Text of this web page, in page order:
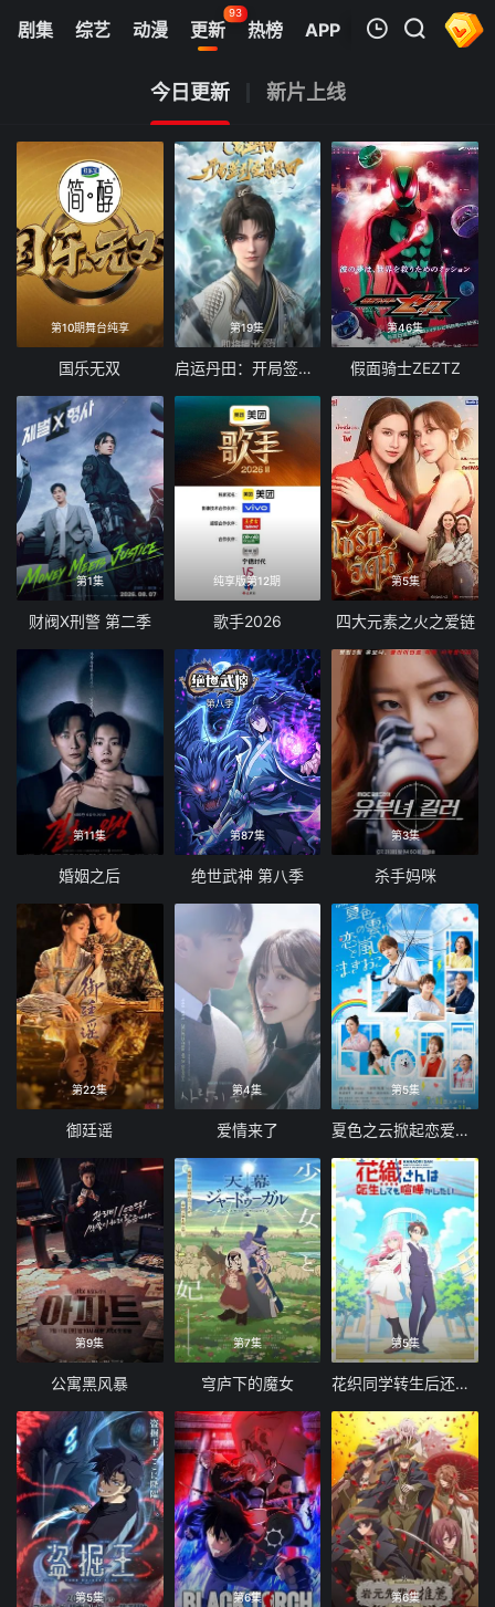
剧集 综艺 动漫 更新
93
热榜 APP
我的观影记录
暂无观看影片的记录
今日更新 新片上线
第10期舞台纯享
国乐无双
第19集
启运丹田：开局签到至尊丹田
第46集
假面骑士ZEZTZ
第1集
财阀X刑警 第二季
纯享版第12期
歌手2026
第5集
四大元素之火之爱链
第11集
婚姻之后
第87集
绝世武神 第八季
第3集
杀手妈咪
第22集
御廷谣
第4集
爱情来了
第5集
夏色之云掀起恋爱与风暴
第9集
公寓黑风暴
第7集
穹庐下的魔女
第5集
花织同学转生后还是想干架
第5集 第6集 第6集